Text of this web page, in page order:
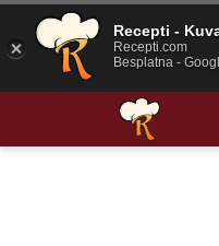
Recepti -
Recepti.com
Besplatna -